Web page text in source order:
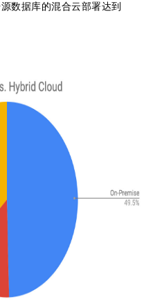
数据库的混合云部署达到